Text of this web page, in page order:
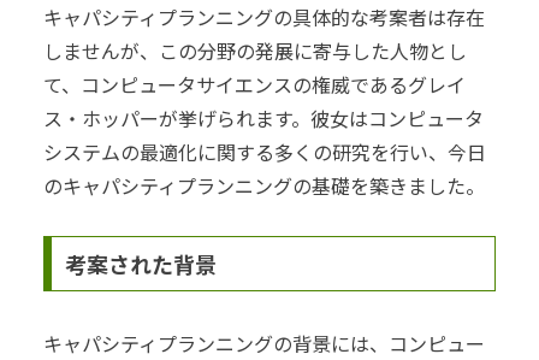
キャパシティプランニングの具体的な考案者は存在
しませんが、この分野の発展に寄与した人物とし
て、コンピュータサイエンスの権威であるグレイ
ス・ホッパーが挙げられます。彼女はコンピュータ
システムの最適化に関する多くの研究を行い、今日
のキャパシティプランニングの基礎を築きました。
考案された背景
キャパシティプランニングの背景には、コンピュー